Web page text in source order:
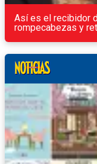
Así es el recibidor
rompecabezas y